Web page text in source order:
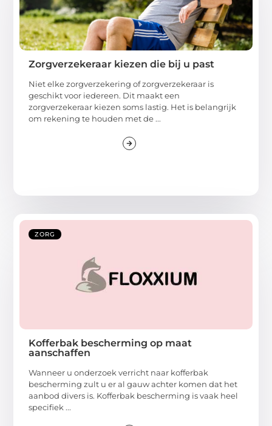
Zorgverzekeraar kiezen die bij u past
Niet elke zorgverzekering of zorgverzekeraar is
geschikt voor iedereen. Dit maakt een
zorgverzekeraar kiezen soms lastig. Het is belangrijk
om rekening te houden met de ...
ZORG
Kofferbak bescherming op maat
aanschaffen
Wanneer u onderzoek verricht naar kofferbak
bescherming zult u er al gauw achter komen dat het
aanbod divers is. Kofferbak bescherming is vaak heel
specifiek ...